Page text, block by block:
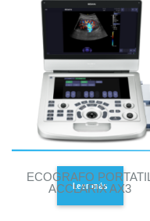
ECOGRAFO PORTATIL
ACCLARIX AX3
Leer más